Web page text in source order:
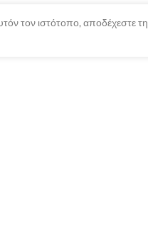
τον ιστότοπο, αποδέχεστε